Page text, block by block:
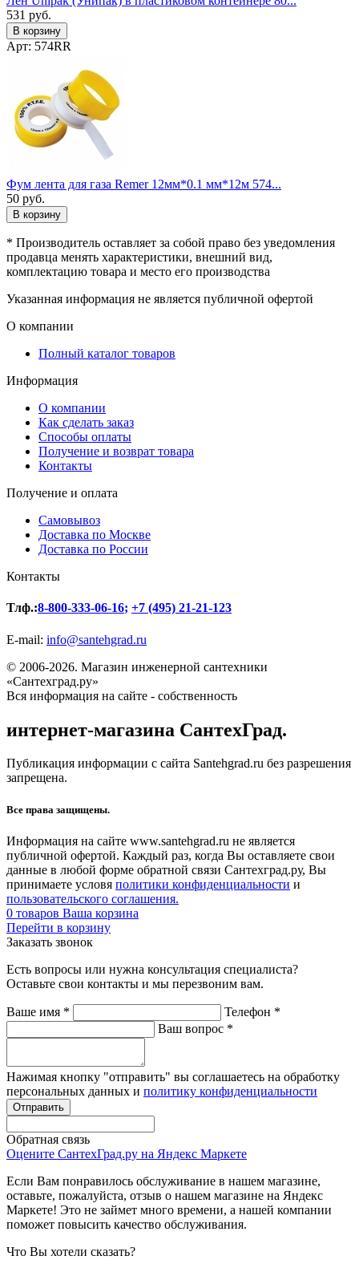
531 руб.
В корзину
Арт: 574RR
Фум лента для газа Remer 12мм*0.1 мм*12м 574...
50 руб.
В корзину
* Производитель оставляет за собой право без уведомления
продавца менять характеристики, внешний вид,
комплектацию товара и место его производства
Указанная информация не является публичной офертой
О компании
Полный каталог товаров
Информация
О компании
Как сделать заказ
Способы оплаты
Получение и возврат товара
Контакты
Получение и оплата
Самовывоз
Доставка по Москве
Доставка по России
Контакты
Тлф.:8-800-333-06-16; +7 (495) 21-21-123
E-mail: info@santehgrad.ru
© 2006-2026. Магазин инженерной сантехники
«Сантехград.ру»
Вся информация на сайте - собственность
интернет-магазина СантехГрад.
Публикация информации с сайта Santehgrad.ru без разрешения
запрещена.
Все права защищены.
Информация на сайте www.santehgrad.ru не является
публичной офертой. Каждый раз, когда Вы оставляете свои
данные в любой форме обратной связи Сантехград.ру, Вы
принимаете условя политики конфиденциальности и
пользовательского соглашения.
0 товаров Ваша корзина
Перейти в корзину
Заказать звонок
Есть вопросы или нужна консультация специалиста?
Оставьте свои контакты и мы перезвоним вам.
Ваше имя * Телефон *
Ваш вопрос *
Нажимая кнопку "отправить" вы соглашаетесь на обработку
персональных данных и политику конфиденциальности
Обратная связь
Оцените СантехГрад.ру на Яндекс Маркете
Если Вам понравилось обслуживание в нашем магазине,
оставьте, пожалуйста, отзыв о нашем магазине на Яндекс
Маркете! Это не займет много времени, а нашей компании
поможет повысить качество обслуживания.
Что Вы хотели сказать?